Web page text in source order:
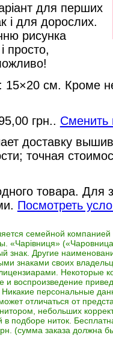
для перших
і для дорослих.
рисунка
просто,
15×20 см. Кроме
грн.. Сменить
доставку
точная
товара. Для
Посмотреть
семейной компанией
«Чарівниця»
знак. Другие
знаками своих
Некоторые
и воспроизведение
Никакие персональные
отличаться от
небольших
подборе ниток.
(сумма заказа должна